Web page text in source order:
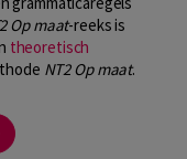
Op maat-reeks is
theoretisch
NT2 Op maat.